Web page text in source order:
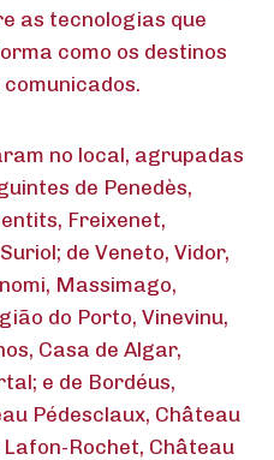
as tecnologias que
como os destinos
no local, agrupadas
de Penedès,
Freixenet,
de Veneto, Vidor,
Massimago,
do Porto, Vinevinu,
Casa de Algar,
e de Bordéus,
Pédesclaux, Château
Rochet, Château